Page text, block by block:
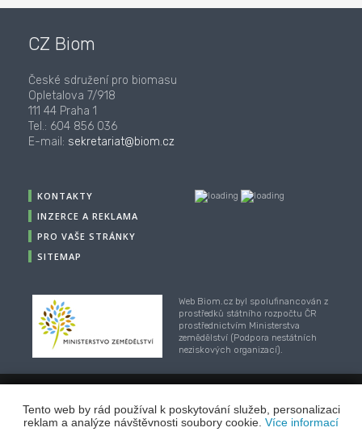
Tento web by rád používal k poskytování služeb, personalizaci
reklam a analýze návštěvnosti soubory cookie. Více informací
CZ Biom
České sdružení pro biomasu
Opletalova 7/918
111 44 Praha 1
Tel.: 604 856 036
E-mail: sekretariat@biom.cz
KONTAKTY
INZERCE A REKLAMA
PRO VAŠE STRÁNKY
SITEMAP
Web Biom.cz byl spolufinancován z
prostředků státního rozpočtu ČR
prostřednictvím Ministerstva
zemědělství (Podpora nestátních
neziskových organizací).
© 2001-2018, CZ Biom - České sdružení pro biomasu,
Webhosting / webdesign / publikační systém TOOLKIT -